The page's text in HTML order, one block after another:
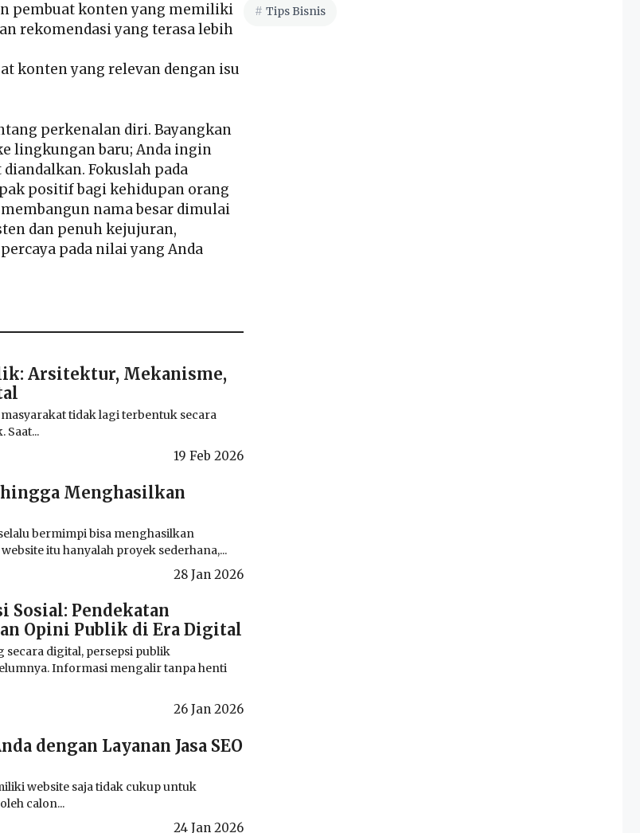
pembuat konten yang memiliki
rekomendasi yang terasa lebih
konten yang relevan dengan isu
perkenalan diri. Bayangkan
lingkungan baru; Anda ingin
Fokuslah pada
positif bagi kehidupan orang
membangun nama besar dimulai
dan penuh kejujuran,
pada nilai yang Anda
Arsitektur, Mekanisme,
tidak lagi terbentuk secara
19 Feb 2026
Menghasilkan
bermimpi bisa menghasilkan
itu hanyalah proyek sederhana,...
28 Jan 2026
Sosial: Pendekatan
Opini Publik di Era Digital
digital, persepsi publik
Informasi mengalir tanpa henti
26 Jan 2026
dengan Layanan Jasa SEO
website saja tidak cukup untuk
calon...
24 Jan 2026
Tips Bisnis